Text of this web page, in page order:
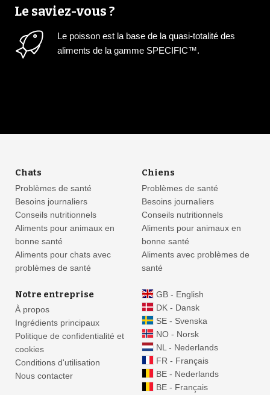
Le saviez-vous ?
Le poisson est la base de la quasi-totalité des
aliments de la gamme SPECIFIC™.
Chats
Problèmes de santé
Besoins journaliers
Conseils nutritionnels
Aliments pour animaux en
bonne santé
Aliments pour chats avec
problèmes de santé
Chiens
Problèmes de santé
Besoins journaliers
Conseils nutritionnels
Aliments pour animaux en
bonne santé
Aliments avec problèmes de
santé
Notre entreprise
À propos
Ingrédients principaux
Politique de confidentialité et
cookies
Conditions d'utilisation
Nous contacter
GB - English
DK - Dansk
SE - Svenska
NO - Norsk
NL - Nederlands
FR - Français
BE - Nederlands
BE - Français